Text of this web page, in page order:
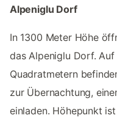
Alpeniglu Dorf
In 1300 Meter Höhe
das Alpeniglu Dorf.
Quadratmetern
zur Übernachtung,
einladen. Höhepunkt